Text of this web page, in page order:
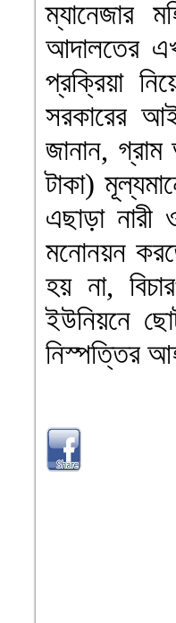
ম্যানেজার
আদালতের
প্রক্রিয়া
সরকারের
জানান,
টাকা)
এছাড়া নারী
মনোনয়ন
হয় না,
ইউনিয়নে
নিস্পত্তির